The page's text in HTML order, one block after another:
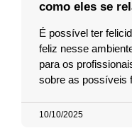
como eles se
É possível ter
feliz nesse
para os
sobre as possíveis
10/10/2025